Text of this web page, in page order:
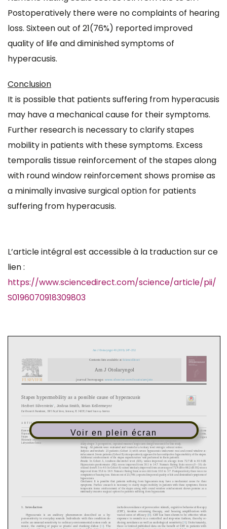
Postoperatively there were no complaints of hearing
loss. Sixteen out of 21(76%) reported improved
quality of life and diminished symptoms of
hyperacusis.
Conclusion
It is possible that patients suffering from hyperacusis
may have a mechanical cause for their symptoms.
Further research is necessary to clarify stapes
mobility in patients with these symptoms. Excess
temporalis tissue reinforcement of the stapes along
with round window reinforcement shows promise as
a minimally invasive surgical option for patients
suffering from hyperacusis.
L’article intégral est accessible à la traduction sur ce
lien :
https://www.sciencedirect.com/science/article/pii/
S0196070918309803
Voir en plein écran